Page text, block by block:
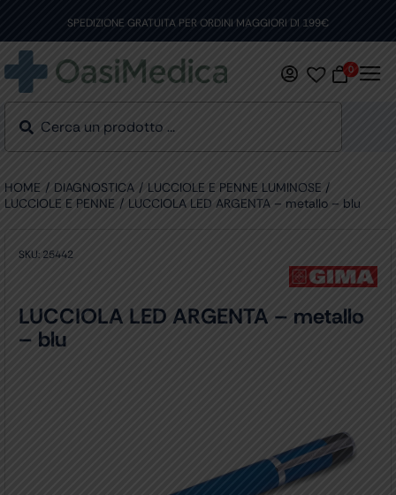
content
SPEDIZIONE GRATUITA PER ORDINI MAGGIORI DI 199€
0
HOME DIAGNOSTICA
LUCCIOLE E PENNE LUMINOSE
LUCCIOLE E PENNE
LUCCIOLA LED ARGENTA – metallo – blu
SKU: 25442
LUCCIOLA LED ARGENTA – metallo
– blu